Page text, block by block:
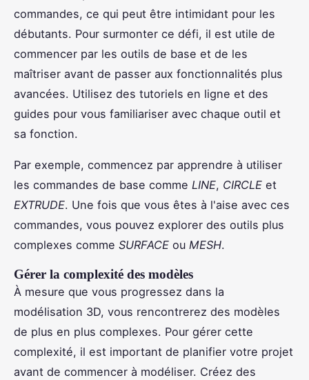
commandes, ce qui peut être intimidant pour les
débutants. Pour surmonter ce défi, il est utile de
commencer par les outils de base et de les
maîtriser avant de passer aux fonctionnalités plus
avancées. Utilisez des tutoriels en ligne et des
guides pour vous familiariser avec chaque outil et
sa fonction.
Par exemple, commencez par apprendre à utiliser
les commandes de base comme LINE, CIRCLE et
EXTRUDE. Une fois que vous êtes à l'aise avec ces
commandes, vous pouvez explorer des outils plus
complexes comme SURFACE ou MESH.
Gérer la complexité des modèles
À mesure que vous progressez dans la
modélisation 3D, vous rencontrerez des modèles
de plus en plus complexes. Pour gérer cette
complexité, il est important de planifier votre projet
avant de commencer à modéliser. Créez des